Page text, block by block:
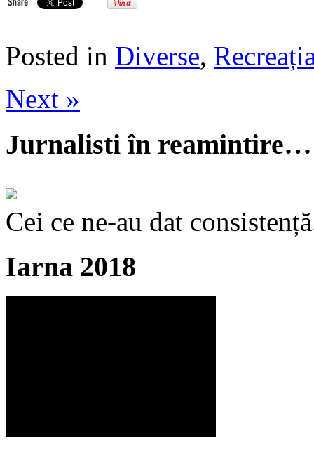
Posted in Diverse,
Next »
Jurnalisti în reamintire…
Cei ce ne-au dat
Iarna 2018